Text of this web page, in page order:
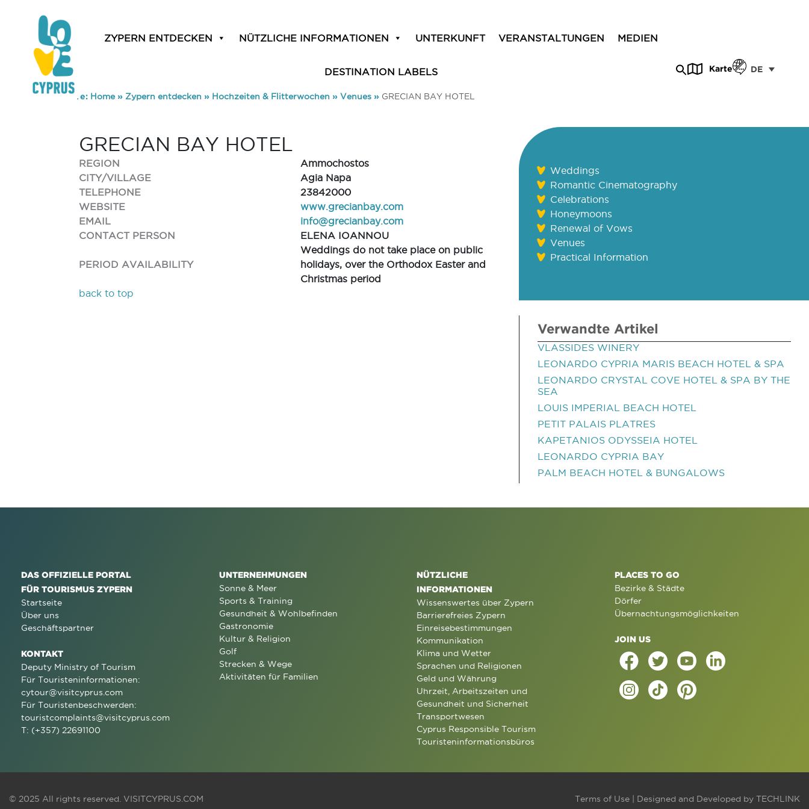
ZYPERN ENTDECKEN NÜTZLICHE INFORMATIONEN UNTERKUNFT VERANSTALTUNGEN MEDIEN
DESTINATION LABELS Karte DE
You are here: Home» Zypern entdecken » Hochzeiten & Flitterwochen » Venues » GRECIAN BAY HOTEL
GRECIAN BAY HOTEL
REGION
Ammochostos
CITY/VILLAGE
Agia Napa
TELEPHONE
23842000
WEBSITE
www.grecianbay.com
EMAIL
info@grecianbay.com
CONTACT PERSON
ELENA IOANNOU
PERIOD AVAILABILITY
Weddings do not take place on public
holidays, over the Orthodox Easter and
Christmas period
back to top
Weddings
Romantic Cinematography
Celebrations
Honeymoons
Renewal of Vows
Venues
Practical Information
Verwandte Artikel
VLASSIDES WINERY
LEONARDO CYPRIA MARIS BEACH HOTEL & SPA
LEONARDO CRYSTAL COVE HOTEL & SPA BY THE
SEA
LOUIS IMPERIAL BEACH HOTEL
PETIT PALAIS PLATRES
KAPETANIOS ODYSSEIA HOTEL
LEONARDO CYPRIA BAY
PALM BEACH HOTEL & BUNGALOWS
DAS OFFIZIELLE PORTAL
FÜR TOURISMUS ZYPERN
Startseite
Über uns
Geschäftspartner
KONTAKT
Deputy Ministry of Tourism
Für Touristeninformationen:
cytour@visitcyprus.com
Für Touristenbeschwerden:
touristcomplaints@visitcyprus.com
T: (+357) 22691100
UNTERNEHMUNGEN
Sonne & Meer
Sports & Training
Gesundheit & Wohlbefinden
Gastronomie
Kultur & Religion
Golf
Strecken & Wege
Aktivitäten für Familien
NÜTZLICHE
INFORMATIONEN
Wissenswertes über Zypern
Barrierefreies Zypern
Einreisebestimmungen
Kommunikation
Klima und Wetter
Sprachen und Religionen
Geld und Währung
Uhrzeit, Arbeitszeiten und
Gesundheit und Sicherheit
Transportwesen
Cyprus Responsible Tourism
Touristeninformationsbüros
PLACES TO GO
Bezirke & Städte
Dörfer
Übernachtungsmöglichkeiten
JOIN US
© 2025 All rights reserved. VISITCYPRUS.COM Terms of Use | Designed and Developed by TECHLINK